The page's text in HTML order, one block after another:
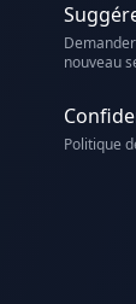
nouveau
Politique